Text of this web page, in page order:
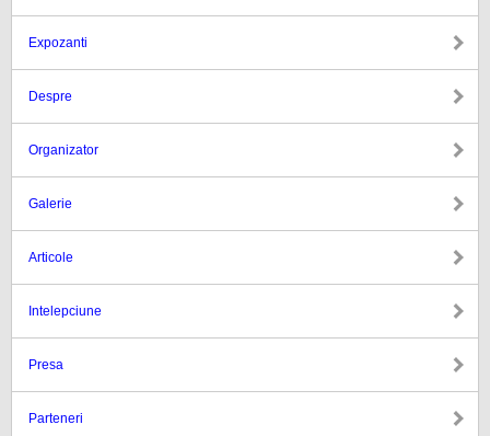
Expozanti
Despre
Organizator
Galerie
Articole
Intelepciune
Presa
Parteneri